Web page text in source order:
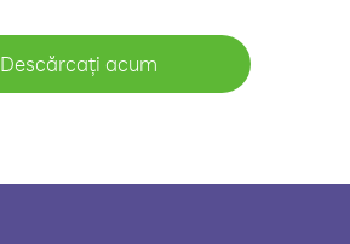
Descărcați acum